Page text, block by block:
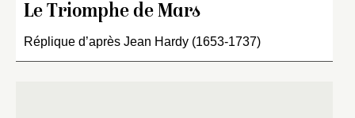
Le Triomphe de Mars
Réplique d’après Jean Hardy (1653-1737)